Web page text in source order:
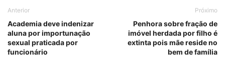
Anterior
Academia deve indenizar
aluna por importunação
sexual praticada por
funcionário
Próximo
Penhora sobre fração de
imóvel herdada por filho é
extinta pois mãe reside no
bem de família